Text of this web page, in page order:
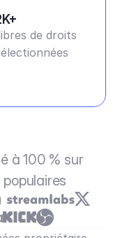
de droits
à 100 % sur